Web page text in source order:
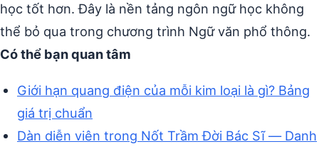
học tốt hơn. Đây là nền tảng ngôn ngữ học không
thể bỏ qua trong chương trình Ngữ văn phổ thông.
Có thể bạn quan tâm
Giới hạn quang điện của mỗi kim loại là gì? Bảng
giá trị chuẩn
Dàn diễn viên trong Nốt Trầm Đời Bác Sĩ — Danh